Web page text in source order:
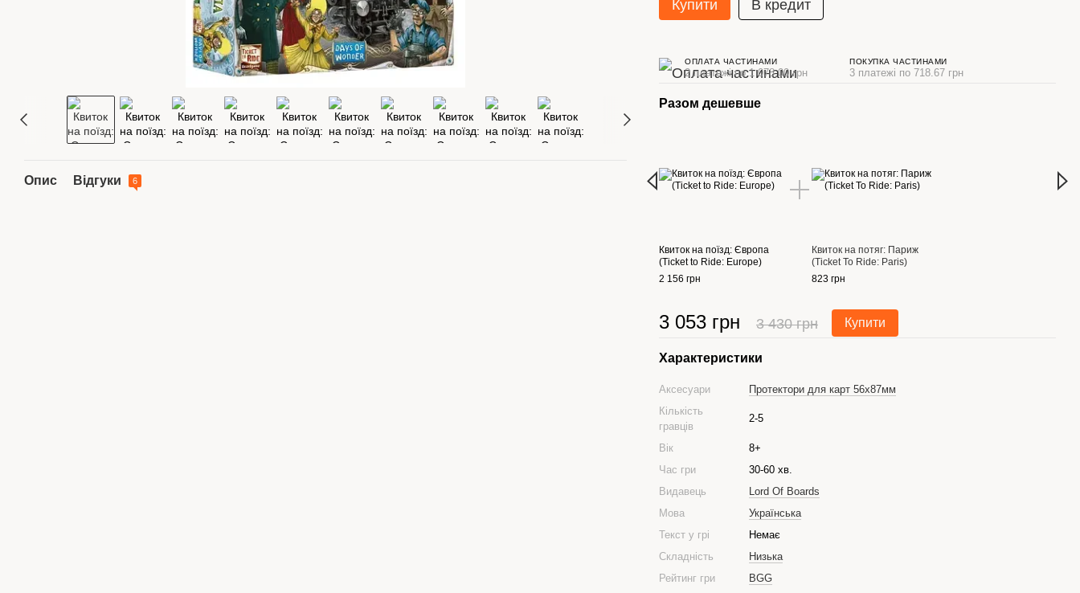
Опис Відгуки 6
Купити В кредит
ОПЛАТА ЧАСТИНАМИ
2 платежі по 1 078.00 грн
ПОКУПКА ЧАСТИНАМИ
3 платежі по 718.67 грн
Разом дешевше
Квиток на поїзд: Європа
(Ticket to Ride: Europe)
2 156 грн
Квиток на потяг: Париж
(Ticket To Ride: Paris)
823 грн
3 053 грн 3 430 грн Купити
Характеристики
Аксесуари
Протектори для карт 56x87мм
Кількість
гравців
2-5
Вік
8+
Час гри
30-60 хв.
Видавець
Lord Of Boards
Мова
Українська
Текст у грі
Немає
Складність
Низька
Рейтинг гри
BGG